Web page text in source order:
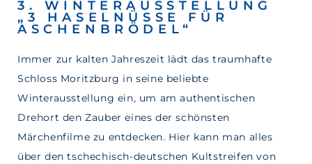
3. WINTERAUSSTELLUNG
„3 HASELNÜSSE FÜR
ASCHENBRÖDEL“
Immer zur kalten Jahreszeit lädt das traumhafte
Schloss Moritzburg in seine beliebte
Winterausstellung ein, um am authentischen
Drehort den Zauber eines der schönsten
Märchenfilme zu entdecken. Hier kann man alles
über den tschechisch-deutschen Kultstreifen von